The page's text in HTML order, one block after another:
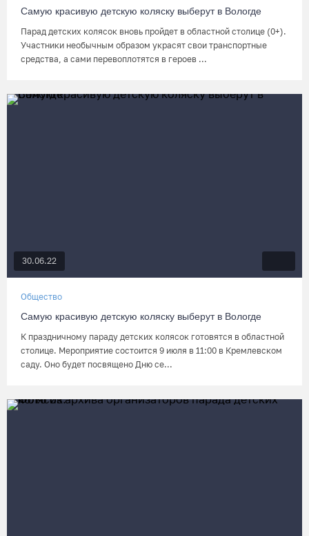
Самую красивую детскую коляску выберут в Вологде
Парад детских колясок вновь пройдет в областной столице (0+).
Участники необычным образом украсят свои транспортные
средства, а сами перевоплотятся в героев ...
30.06.22
Общество
Самую красивую детскую коляску выберут в Вологде
К праздничному параду детских колясок готовятся в областной
столице. Мероприятие состоится 9 июля в 11:00 в Кремлевском
саду. Оно будет посвящено Дню се...